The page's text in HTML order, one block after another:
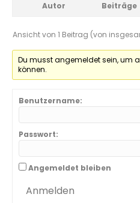
Autor Beiträge
Ansicht von 1 Beitrag (von
Du musst angemeldet sein, um
können.
Benutzername:
Passwort:
Angemeldet bleiben
Anmelden